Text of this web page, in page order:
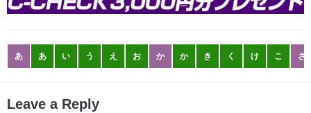
あ あ い う え お か か き く け こ さ
Leave a Reply